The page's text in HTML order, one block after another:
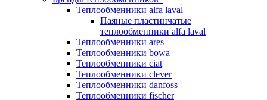
Теплообменники alfa laval
Паяные пластинчатые
теплообменники alfa laval
Теплообменники ares
Теплообменники bowa
Теплообменники ciat
Теплообменники clever
Теплообменники danfoss
Теплообменники fischer